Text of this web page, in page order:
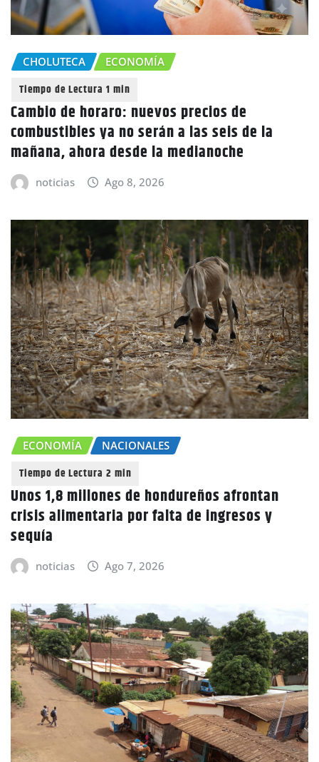
CHOLUTECA ECONOMÍA
Cambio de horaro: nuevos precios de
combustibles ya no serán a las seis de la
mañana, ahora desde la medianoche
noticias Ago 8, 2026
ECONOMÍA NACIONALES
Unos 1,8 millones de hondureños afrontan
crisis alimentaria por falta de ingresos y
sequía
noticias Ago 7, 2026